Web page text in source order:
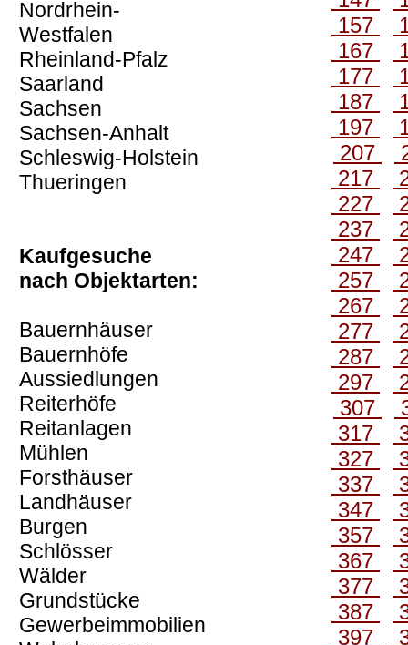
Nordrhein-
Westfalen
Rheinland-Pfalz
Saarland
Sachsen
Sachsen-Anhalt
Schleswig-Holstein
Thueringen
Kaufgesuche
nach Objektarten:
Bauernhäuser
Bauernhöfe
Aussiedlungen
Reiterhöfe
Reitanlagen
Mühlen
Forsthäuser
Landhäuser
Burgen
Schlösser
Wälder
Grundstücke
Gewerbeimmobilien
157
167
177
187
197
207
217
227
237
247
257
267
277
287
297
307
317
327
337
347
357
367
377
387
397